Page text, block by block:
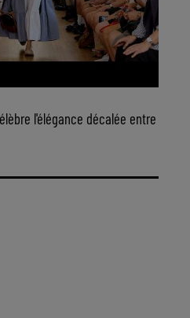
l'élégance décalée entre